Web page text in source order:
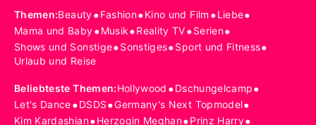
Themen:Beauty•Fashion•Kino und Film •Liebe•
Mama und Baby•Musik•Reality TV•Serien•
Shows und Sonstige•Sonstiges•Sport und Fitness•
Urlaub und Reise
Beliebteste Themen:Hollywood •Dschungelcamp•
Let's Dance•DSDS•Germany's Next Topmodel•
Kim Kardashian•Herzogin Meghan•Prinz Harry•